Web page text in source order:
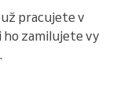
pracujete v
zamilujete vy